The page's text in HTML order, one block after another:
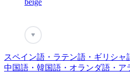
beige
♥
スペイン語・ラテン語・ギリシャ
中国語・韓国語・オランダ語・ア